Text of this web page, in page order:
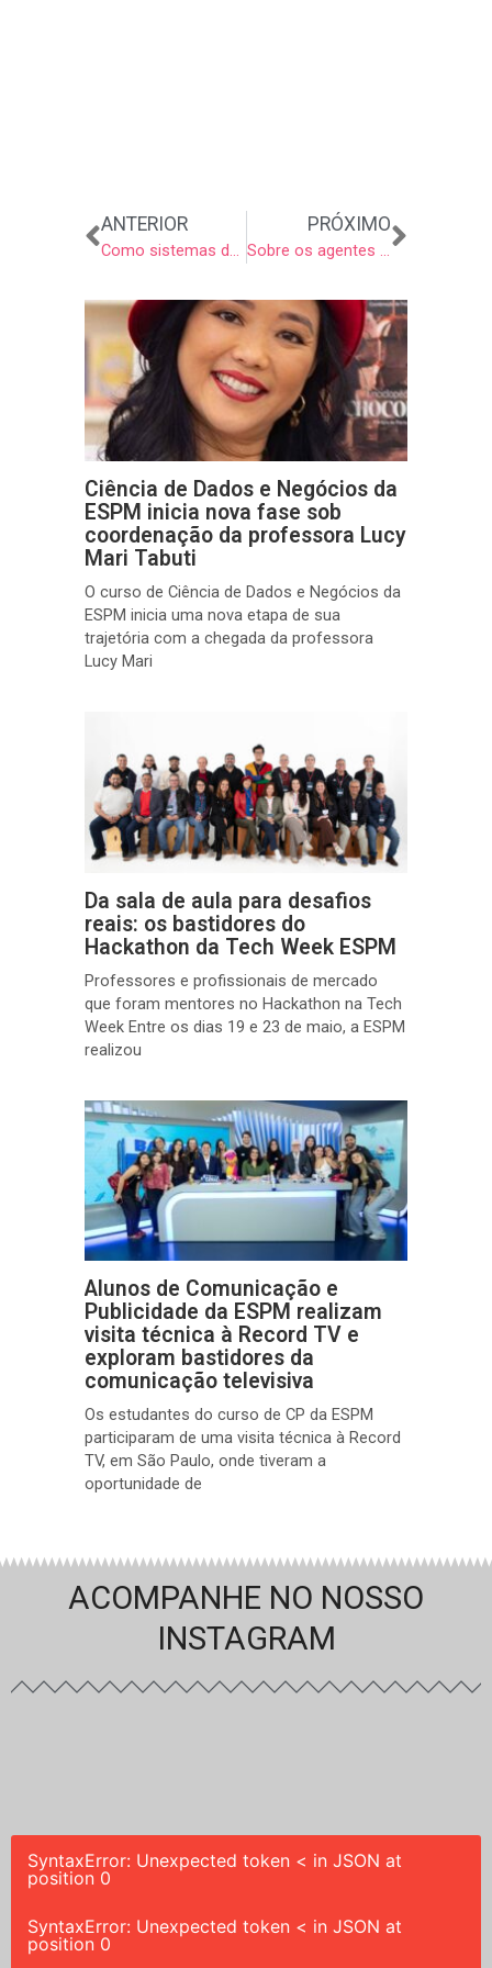
Anterior
ANTERIOR PRÓXIMO
Ciência de Dados e Negócios da
ESPM inicia nova fase sob
coordenação da professora Lucy
Mari Tabuti
O curso de Ciência de Dados e Negócios da
ESPM inicia uma nova etapa de sua
trajetória com a chegada da professora
Lucy Mari
Da sala de aula para desafios
reais: os bastidores do
Hackathon da Tech Week ESPM
Professores e profissionais de mercado
que foram mentores no Hackathon na Tech
Week Entre os dias 19 e 23 de maio, a ESPM
realizou
Alunos de Comunicação e
Publicidade da ESPM realizam
visita técnica à Record TV e
exploram bastidores da
comunicação televisiva
Os estudantes do curso de CP da ESPM
participaram de uma visita técnica à Record
TV, em São Paulo, onde tiveram a
oportunidade de
ACOMPANHE NO NOSSO
INSTAGRAM
SyntaxError: Unexpected token < in JSON at
position 0
SyntaxError: Unexpected token < in JSON at
position 0